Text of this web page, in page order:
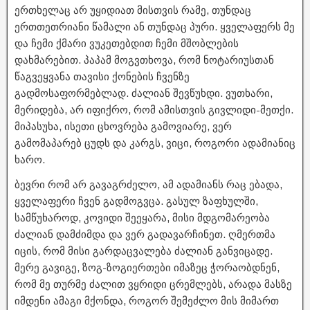
ერთხელაც არ უყიდიათ მისთვის რამე, თუნდაც
ერთთეთრიანი წამალი ან თუნდაც პური. ყველაფერს მე
და ჩემი ქმარი ვუკეთებდით ჩემი მშობლების
დახმარებით. პაპამ მოგვთხოვა, რომ ნოტარიუსთან
წაგვეყვანა თავისი ქონების ჩვენზე
გადმოსაფორმებლად. ძალიან შევწუხდი. ვუთხარი,
მერიდება, არ იფიქრო, რომ ამისთვის გივლიდი-მეთქი.
მიპასუხა, ისეთი ცხოვრება გამოვიარე, ვერ
გამომაპარებ ცუდს და კარგს, ვიცი, როგორი ადამიანიც
ხარო.
ბევრი რომ არ გავაგრძელო, ამ ადამიანს რაც ებადა,
ყველაფერი ჩვენ გადმოგვცა. გასულ ზაფხულში,
სამწუხაროდ, კოვიდი შეეყარა, მისი მდგომარეობა
ძალიან დამძიმდა და ვერ გადავარჩინეთ. ღმერთმა
იცის, რომ მისი გარდაცვალება ძალიან განვიცადე.
მერე გავიგე, ზოგ-ზოგიერთები იმაზეც ჭორაობდნენ,
რომ მე თურმე ძალით ვყრიდი ცრემლებს, არადა მასზე
იმდენი ამაგი მქონდა, როგორ შემეძლო მის მიმართ